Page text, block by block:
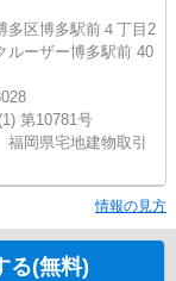
多区博多駅前４丁目2
ルーザー博多駅前 40
第10781号
岡県宅地建物取引
情報の見方
る(無料)